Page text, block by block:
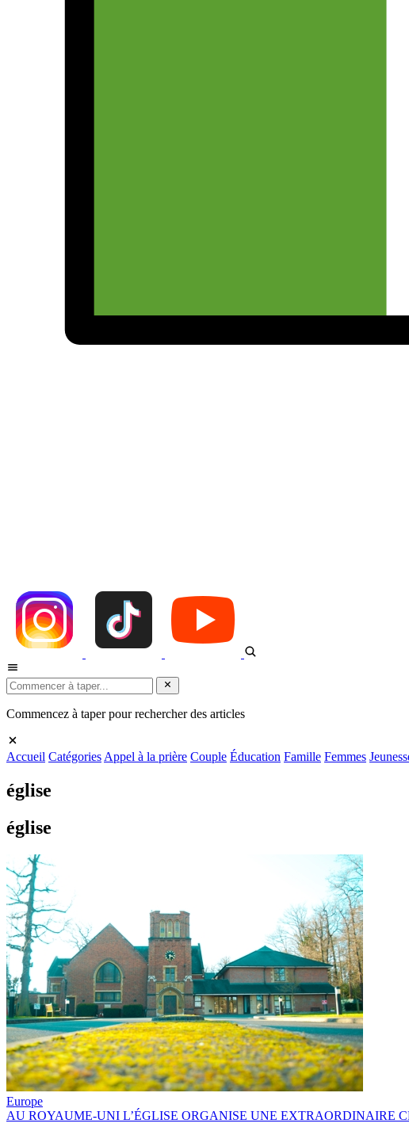
Commencez à taper pour rechercher des articles
Accueil Catégories Appel à la prière Couple Éducation Famille Femmes
église
église
Europe
AU ROYAUME-UNI L’ÉGLISE ORGANISE UNE EXTRAORDINAIRE